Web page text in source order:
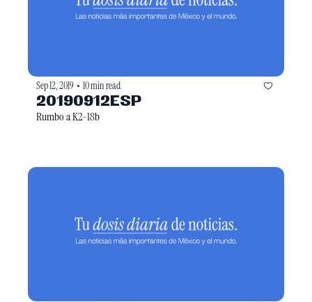
Sep 12, 2019 • 10 min read
20190912ESP
Rumbo a K2-18b